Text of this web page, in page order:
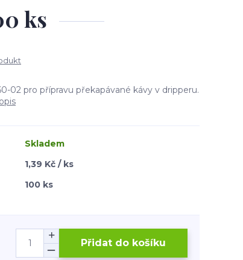
ks
02 pro přípravu překapávané kávy v dripperu.
Skladem
1,39 Kč / ks
100 ks
Přidat do košíku